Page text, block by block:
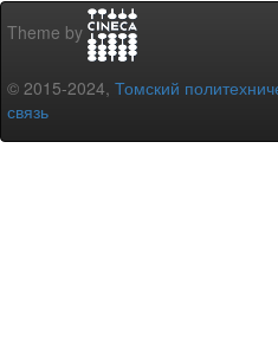
Theme by
© 2015-2024, Томский
связь